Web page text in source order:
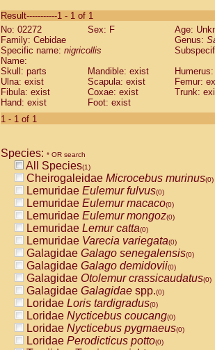
CebidaeSaguinus labiatus(0)
Cebidae Saguinus leucopus (0)
Cebidae
CebidaeSaguinus mystax
Cebidae Saguinus nigricollis (1)
Cebidae Saguinus oedipus
Cebidae Saguinus weddelli
Cebidae Saguinusspp.
Cebidae
CebidaeCebus capucinus
CebidaeCebus nigrivittatus
CebidaeCebus spp.(0)
CebidaeSaimiri boliviensis(0)
CebidaeSaimiri sciureus(0)
AtelidaeAlouatta caraya(0)
AtelidaeAlouatta fusca(0)
AtelidaeAlouatta seniculus(0)
AtelidaeAlouattaspp.(0)
AtelidaeAteles belzebuth(0)
AtelidaeAteles geoffroyi(0)
AtelidaeAteles paniscus(0)
AtelidaeAtelesspp.(0)
AtelidaeLagothrix lagothricha(0)
AtelidaeLagothrix lagothricha cana
PitheciidaeCacajao calvus
Result-----------1 - 1 of 1
No: 02272
Sex: F
Age:
Family: Cebidae
Genus:
Specific name: nigricollis
Name:
Skull: parts
Mandible: exist
Ulna: exist
Scapula: exist
Femur:
Fibula: exist
Coxae: exist
Trunk:
Hand: exist
Foot: exist
1 - 1 of 1
Species: * OR search
All Species(1)
Cheirogaleidae Microcebus murinus(0)
Lemuridae Eulemur fulvus(0)
Lemuridae Eulemur macaco(0)
Lemuridae Eulemur mongoz(0)
Lemuridae Lemur catta(0)
Lemuridae Varecia variegata(0)
Galagidae Galago senegalensis(0)
Galagidae Galago demidovii(0)
Galagidae Otolemur crassicaudatus(0)
Galagidae Galagidae spp.(0)
Loridae Loris tardigradus(0)
Loridae Nycticebus coucang(0)
Loridae Nycticebus pygmaeus(0)
Loridae Perodicticus potto(0)